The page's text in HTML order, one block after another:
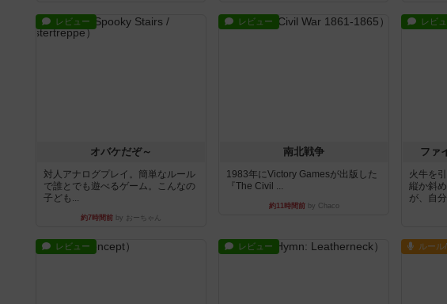
レビュー
オバケだぞ～
対人アナログプレイ。簡単なルール
で誰とでも遊べるゲーム。こんなの
子ども...
約7時間前 by おーちゃん
レビュー
南北戦争
1983年にVictory Gamesが出版した
『The Civil ...
約11時間前by Chaco
レビ
ファ
火牛を
縦か斜
が、自
レビュー レビュー ルール